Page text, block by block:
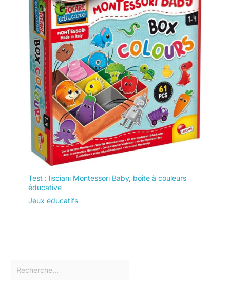
Test : lisciani Montessori Baby, boîte à couleurs
éducative
Jeux éducatifs